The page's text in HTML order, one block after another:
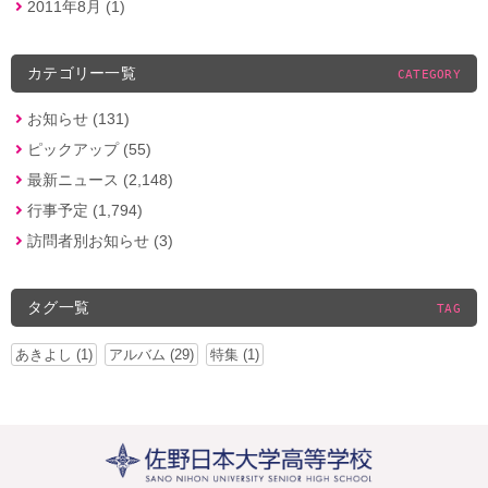
2011年8月 (1)
カテゴリー一覧 CATEGORY
お知らせ (131)
ピックアップ (55)
最新ニュース (2,148)
行事予定 (1,794)
訪問者別お知らせ (3)
タグ一覧 TAG
あきよし (1) アルバム (29) 特集 (1)